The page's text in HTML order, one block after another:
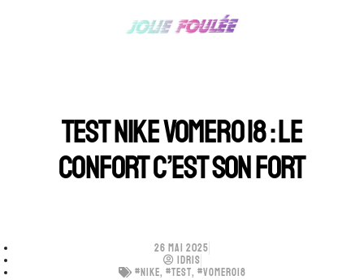
TEST NIKE VOMERO 18 : LE
CONFORT C’EST SON FORT
26 MAI 2025
IDRIS
#NIKE, #TEST, #VOMERO18